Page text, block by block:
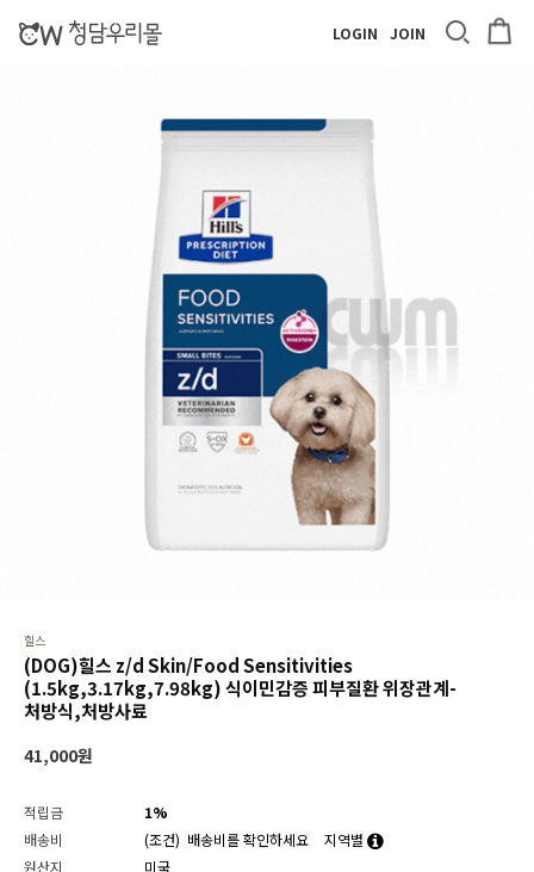
LOGIN JOIN
힐스
(DOG)힐스 z/d Skin/Food Sensitivities
(1.5kg,3.17kg,7.98kg) 식이민감증 피부질환 위장관계-
처방식,처방사료
41,000원
적립금
1%
배송비
(조건) 배송비를 확인하세요
지역별
원산지
미국